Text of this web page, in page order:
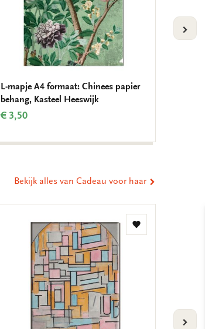
L-mapje A4 formaat: Chinees papier
behang, Kasteel Heeswijk
€ 3,50
Bekijk alles van Cadeau voor haar
Toevoegen